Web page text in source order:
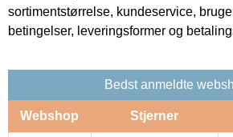
sortimentstørrelse, kundeservice,
betingelser, leveringsformer og
Bedst anmeldte
Webshop Stjerner